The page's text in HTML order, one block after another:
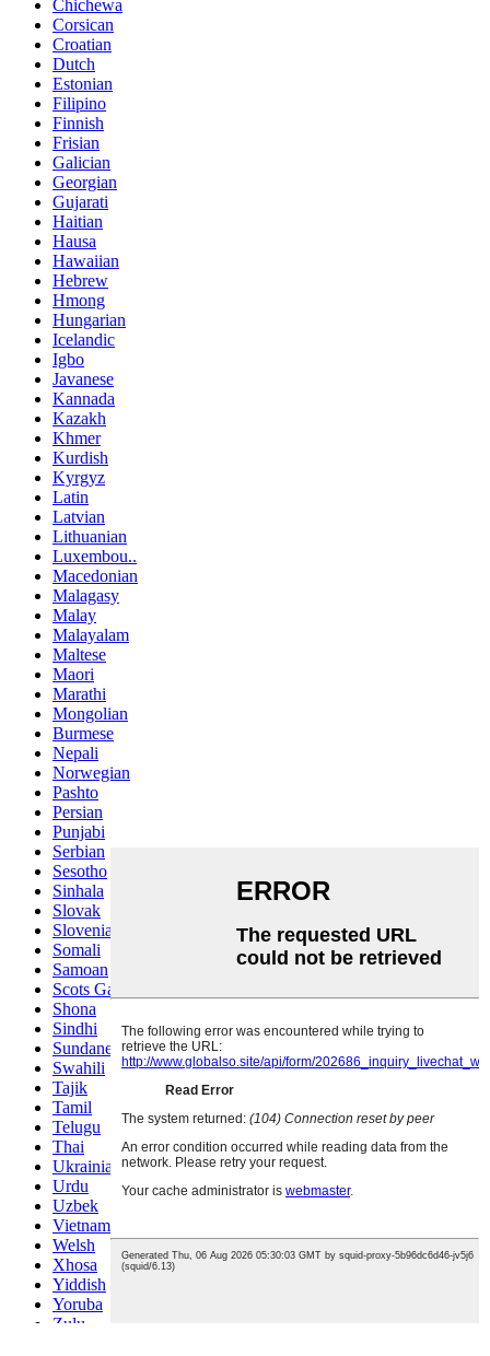
Chichewa
Corsican
Croatian
Dutch
Estonian
Filipino
Finnish
Frisian
Galician
Georgian
Gujarati
Haitian
Hausa
Hawaiian
Hebrew
Hmong
Hungarian
Icelandic
Igbo
Javanese
Kannada
Kazakh
Khmer
Kurdish
Kyrgyz
Latin
Latvian
Lithuanian
Luxembou..
Macedonian
Malagasy
Malay
Malayalam
Maltese
Maori
Marathi
Mongolian
Burmese
Nepali
Norwegian
Pashto
Persian
Punjabi
Serbian
Sesotho
Sinhala
Slovak
Slovenian
Somali
Samoan
Scots Gaelic
Shona
Sindhi
Sundanese
Swahili
Tajik
Tamil
Telugu
Thai
Ukrainian
Urdu
Uzbek
Vietnamese
Welsh
Xhosa
Yiddish
Yoruba
Zulu